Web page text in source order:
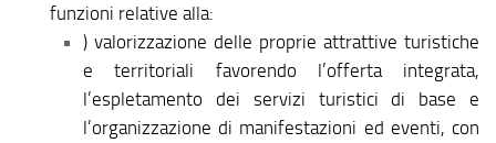
funzioni relative alla:
) valorizzazione delle proprie attrattive turistiche
e territoriali favorendo l’offerta integrata,
l’espletamento dei servizi turistici di base e
l’organizzazione di manifestazioni ed eventi, con